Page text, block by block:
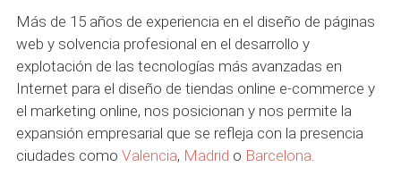
Más de 15 años de experiencia en el diseño de páginas
web y solvencia profesional en el desarrollo y
explotación de las tecnologías más avanzadas en
Internet para el diseño de tiendas online e-commerce y
el marketing online, nos posicionan y nos permite la
expansión empresarial que se refleja con la presencia
ciudades como Valencia, Madrid o Barcelona